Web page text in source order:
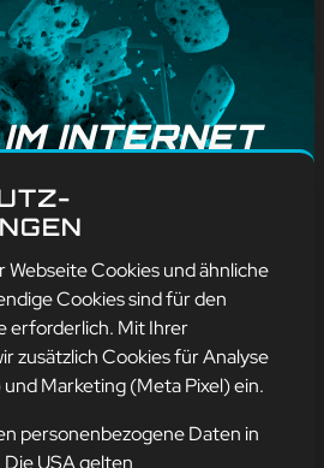
INTERNET
Adresse
mission-webstyle oHG
Bürgermeister-Regitz-Straße 40
66539 Neunkirchen
Webseite Cookies und ähnliche
Cookies sind für den
erforderlich. Mit Ihrer
zusätzlich Cookies für Analyse
Marketing (Meta Pixel) ein.
personenbezogene Daten in
USA gelten